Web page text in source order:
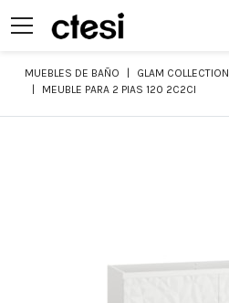
MUEBLES DE BAÑO GLAM COLLECTION
MEUBLE PARA 2 PIAS 120 2C2CI